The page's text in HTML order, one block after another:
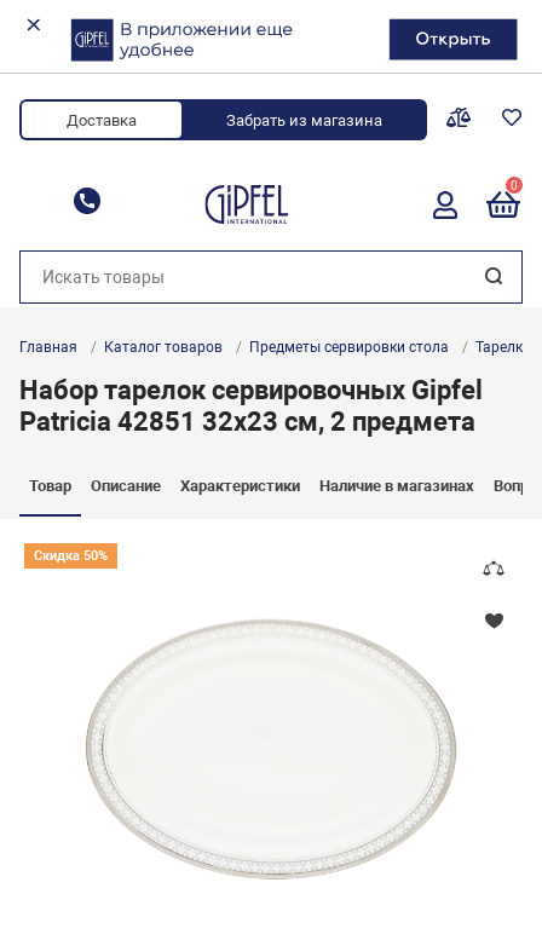
Доставка Забрать из магазина
8 (800) 700-34-88
0
Главная Каталог товаров Предметы сервировки стола Тарелки
Набор тарелок сервировочных Gipfel
Patricia 42851 32х23 см, 2 предмета
Товар Описание Характеристики Наличие в магазинах
Скидка 50%